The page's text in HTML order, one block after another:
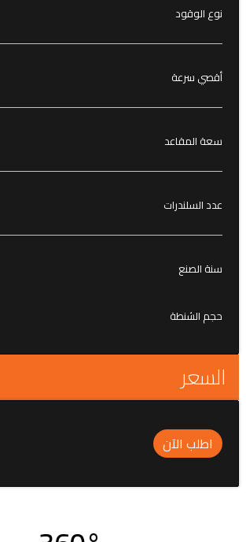
نوع الوقود
أقصي سرعة
سعة المقاعد
عدد السلندرات
سنة الصنع
حجم الشنطة
السعر
اطلب الآن